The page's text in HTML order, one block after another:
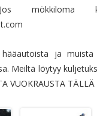
mökkiloma
ja muista
Meiltä löytyy
VUOKRAUSTA TÄLLÄ